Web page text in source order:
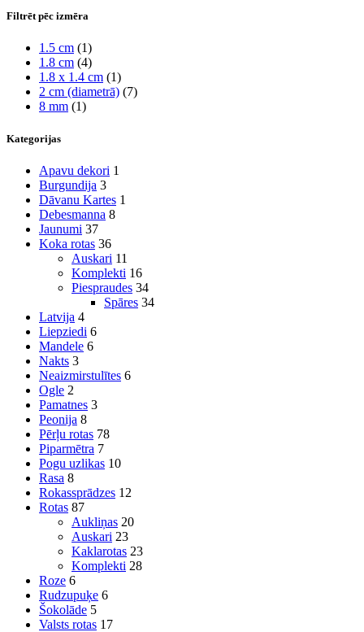
Filtrēt pēc izmēra
1.5 cm (1)
1.8 cm (4)
1.8 x 1.4 cm (1)
2 cm (diametrā) (7)
8 mm (1)
Kategorijas
Apavu dekori 1
Burgundija 3
Dāvanu Kartes 1
Debesmanna 8
Jaunumi 37
Koka rotas 36
Auskari 11
Komplekti 16
Piespraudes 34
Spāres 34
Latvija 4
Liepziedi 6
Mandele 6
Nakts 3
Neaizmirstulītes 6
Ogle 2
Pamatnes 3
Peonija 8
Pērļu rotas 78
Piparmētra 7
Pogu uzlikas 10
Rasa 8
Rokassprādzes 12
Rotas 87
Aukliņas 20
Auskari 23
Kaklarotas 23
Komplekti 28
Roze 6
Rudzupuķe 6
Šokolāde 5
Valsts rotas 17